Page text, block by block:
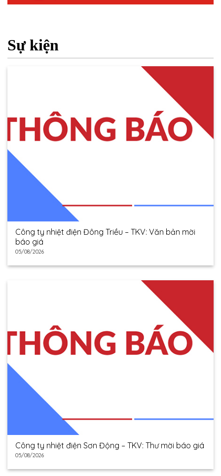
Sự kiện
Công ty nhiệt điện Đông Triều – TKV: Văn bản mời
báo giá
05/08/2026
Công ty nhiệt điện Sơn Động – TKV: Thư mời báo giá
05/08/2026